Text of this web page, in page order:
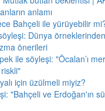
anlamı
Bahçeli ile yürüyebilir
Dünya
önerileri
ile söyleşi: "Öcalan’ı
için üzülmeli miyiz?
"Bahçeli ve Erdoğan'ın